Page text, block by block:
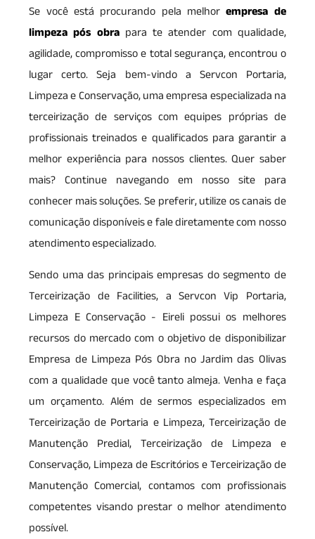
Se você está procurando pela melhorempresa de
limpeza pós obrapara te atender com qualidade,
agilidade, compromisso e total segurança, encontrou o
lugar certo. Seja bem-vindo a Servcon Portaria,
Limpeza e Conservação, uma empresa especializada na
terceirização de serviços com equipes próprias de
profissionais treinados e qualificados para garantir a
melhor experiência para nossos clientes. Quer saber
mais? Continue navegando em nosso site para
conhecer mais soluções. Se preferir, utilize os canais de
comunicação disponíveis e fale diretamente com nosso
atendimento especializado.
Sendo uma das principais empresas do segmento de
Terceirização de Facilities, a Servcon Vip Portaria,
Limpeza E Conservação - Eireli possui os melhores
recursos do mercado com o objetivo de disponibilizar
Empresa de Limpeza Pós Obra no Jardim das Olivas
com a qualidade que você tanto almeja. Venha e faça
um orçamento. Além de sermos especializados em
Terceirização de Portaria e Limpeza, Terceirização de
Manutenção Predial, Terceirização de Limpeza e
Conservação, Limpeza de Escritórios e Terceirização de
Manutenção Comercial, contamos com profissionais
competentes visando prestar o melhor atendimento
possível.